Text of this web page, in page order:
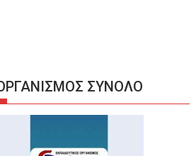
ΣΥΝΟΛΟ